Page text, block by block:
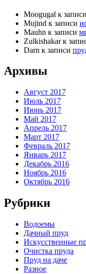
Moogugal к записи
Mujind к записи
Mauhn к записи
Zulkishakarк
Darn к записи
Архивы
Август 2017
Июль 2017
Июнь 2017
Май 2017
Апрель 2017
Март 2017
Февраль 2017
Январь 2017
Декабрь 2016
Ноябрь 2016
Октябрь 2016
Рубрики
Водоемы
Дачный пруд
Искусственные
Очистка пруда
Пруд на даче
Разное